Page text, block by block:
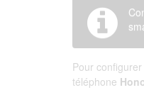
Pour configurer
téléphone